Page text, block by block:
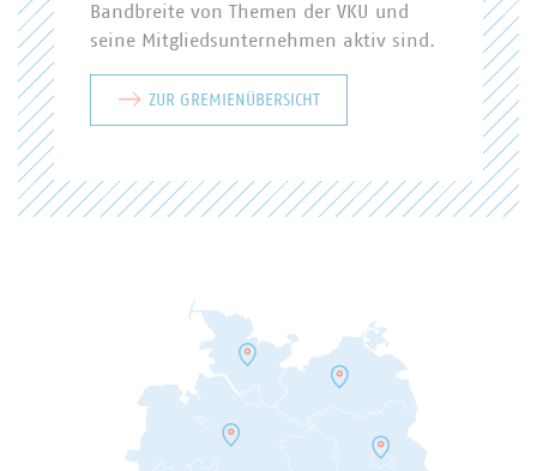
Bandbreite von Themen der VKU und
seine Mitgliedsunternehmen aktiv sind.
ZUR GREMIENÜBERSICHT